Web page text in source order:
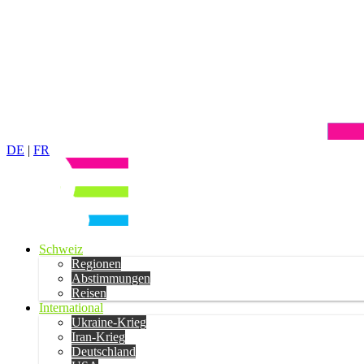
DE | FR
Schweiz
Regionen
Abstimmungen
Reisen
International
Ukraine-Krieg
Iran-Krieg
Deutschland